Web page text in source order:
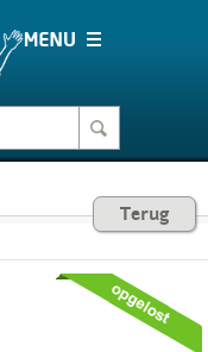
Terug